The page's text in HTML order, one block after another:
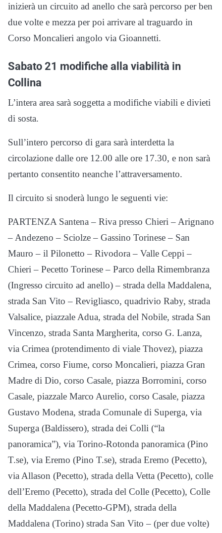
inizierà un circuito ad anello che sarà percorso per ben
due volte e mezza per poi arrivare al traguardo in
Corso Moncalieri angolo via Gioannetti.
Sabato 21 modifiche alla viabilità in
Collina
L’intera area sarà soggetta a modifiche viabili e divieti
di sosta.
Sull’intero percorso di gara sarà interdetta la
circolazione dalle ore 12.00 alle ore 17.30, e non sarà
pertanto consentito neanche l’attraversamento.
Il circuito si snoderà lungo le seguenti vie:
PARTENZA Santena – Riva presso Chieri – Arignano
– Andezeno – Sciolze – Gassino Torinese – San
Mauro – il Pilonetto – Rivodora – Valle Ceppi –
Chieri – Pecetto Torinese – Parco della Rimembranza
(Ingresso circuito ad anello) – strada della Maddalena,
strada San Vito – Revigliasco, quadrivio Raby, strada
Valsalice, piazzale Adua, strada del Nobile, strada San
Vincenzo, strada Santa Margherita, corso G. Lanza,
via Crimea (protendimento di viale Thovez), piazza
Crimea, corso Fiume, corso Moncalieri, piazza Gran
Madre di Dio, corso Casale, piazza Borromini, corso
Casale, piazzale Marco Aurelio, corso Casale, piazza
Gustavo Modena, strada Comunale di Superga, via
Superga (Baldissero), strada dei Colli (“la
panoramica”), via Torino-Rotonda panoramica (Pino
T.se), via Eremo (Pino T.se), strada Eremo (Pecetto),
via Allason (Pecetto), strada della Vetta (Pecetto), colle
dell’Eremo (Pecetto), strada del Colle (Pecetto), Colle
della Maddalena (Pecetto-GPM), strada della
Maddalena (Torino) strada San Vito – (per due volte)